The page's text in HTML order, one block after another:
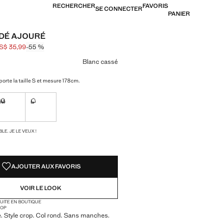
RECHERCHERSE CONNECTERFAVORIS
PANIER
AJOURÉ
[US$ 79,99 ]
35,99 ]
35,99-55 %
Blanc cassé
la taille S et mesure 178cm.
M L
!
JE LE VEUX !
AJOUTER AUX FAVORIS
VOIR LE LOOK
EN BOUTIQUE
Style crop. Col rond. Sans manches.